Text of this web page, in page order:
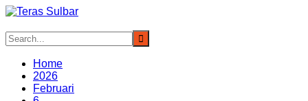
Skip
content
Home
2026
Februari